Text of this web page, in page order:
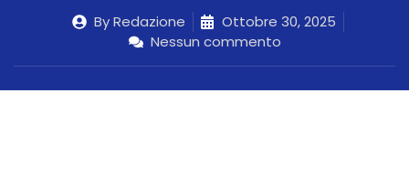
ByRedazione
Ottobre 30, 2025
Nessun commento